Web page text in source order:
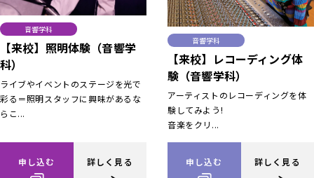
音響学科
【来校】照明体験（音響学
科）
ライブやイベントのステージを光で
彩る＝照明スタッフに興味があるな
らこ...
申し込む 詳しく見る
音響学科
【来校】レコーディング体
験（音響学科）
アーティストのレコーディングを体
験してみよう!
音楽をクリ...
申し込む 詳しく見る